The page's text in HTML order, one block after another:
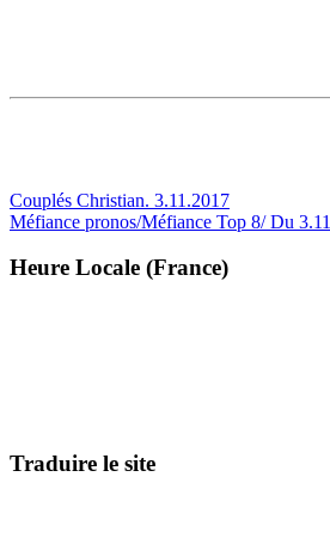
Navigation
de
l’article
Couplés Christian. 3.11.2017
Méfiance pronos/Méfiance Top 8/ Du
Heure Locale (France)
Traduire le site